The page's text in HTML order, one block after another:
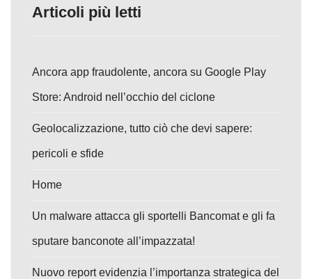
Articoli più letti
Ancora app fraudolente, ancora su Google Play
Store: Android nell’occhio del ciclone
Geolocalizzazione, tutto ciò che devi sapere:
pericoli e sfide
Home
Un malware attacca gli sportelli Bancomat e gli fa
sputare banconote all’impazzata!
Nuovo report evidenzia l’importanza strategica del